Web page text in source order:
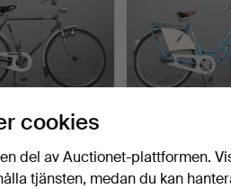
Crescent
19 jan 2024
Klubbades 5 dec
1 bud
cookies
del av Auctionet-plattformen.
tjänsten, medan du kan